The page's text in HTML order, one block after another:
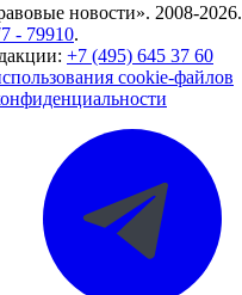
новости». 2008-2026.
- 79910.
+7 (495) 645 37 60
cookie-файлов